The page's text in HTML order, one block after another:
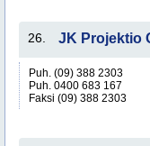
26. JK Projektio
Puh. (09) 388 2303
Puh. 0400 683 167
Faksi (09) 388 2303